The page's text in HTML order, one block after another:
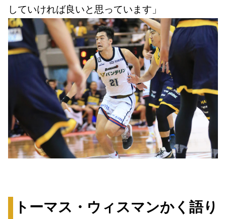
していければ良いと思っています」
トーマス・ウィスマンかく語り